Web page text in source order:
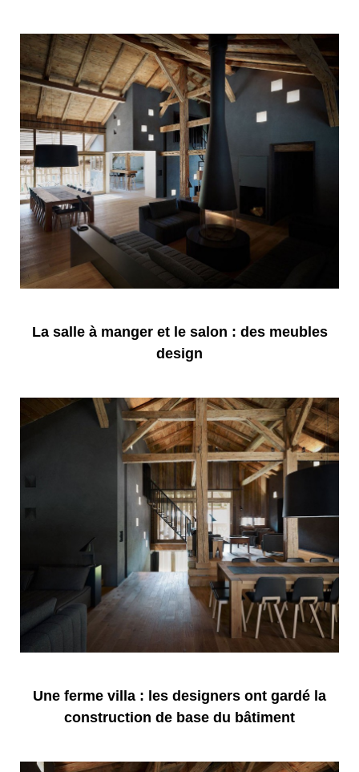
La salle à manger et le salon : des meubles
design
Une ferme villa : les designers ont gardé la
construction de base du bâtiment